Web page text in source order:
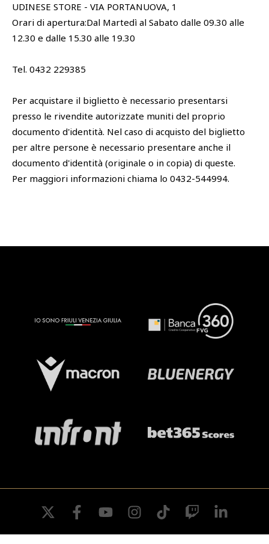
UDINESE STORE - VIA PORTANUOVA, 1
Orari di apertura:Dal Martedì al Sabato dalle 09.30 alle
12.30 e dalle 15.30 alle 19.30
Tel. 0432 229385
Per acquistare il biglietto è necessario presentarsi
presso le rivendite autorizzate muniti del proprio
documento d'identità. Nel caso di acquisto del biglietto
per altre persone è necessario presentare anche il
documento d'identità (originale o in copia) di queste.
Per maggiori informazioni chiama lo 0432-544994.
twitter facebookyoutube instagramtiktok twitch